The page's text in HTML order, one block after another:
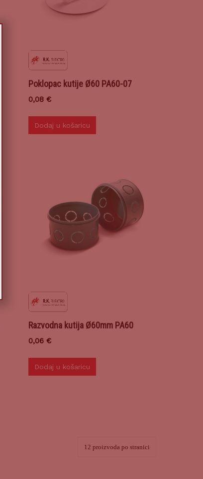
Poklopac kutije Ø60 PA60-07
0,08 €
Dodaj u košaricu
Razvodna kutija Ø60mm PA60
0,06 €
Dodaj u košaricu